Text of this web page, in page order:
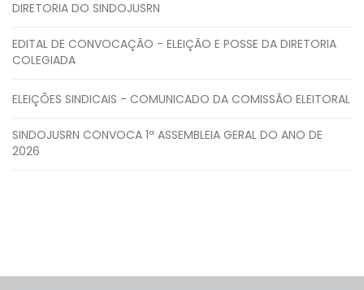
DIRETORIA DO SINDOJUSRN
EDITAL DE CONVOCAÇÃO - ELEIÇÃO E POSSE DA DIRETORIA
COLEGIADA
ELEIÇÕES SINDICAIS - COMUNICADO DA COMISSÃO ELEITORAL
SINDOJUSRN CONVOCA 1ª ASSEMBLEIA GERAL DO ANO DE
2026